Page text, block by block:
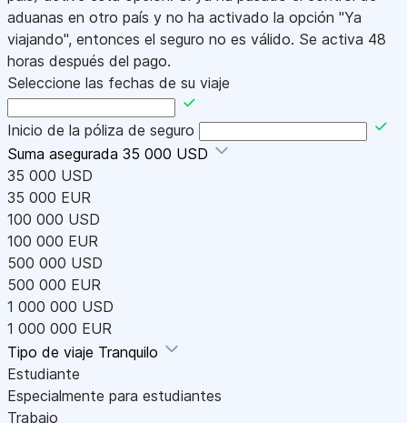
aduanas en otro país y no ha activado la opción "Ya
viajando", entonces el seguro no es válido. Se activa 48
horas después del pago.
Seleccione las fechas de su viaje
Inicio de la póliza de seguro
Suma asegurada 35 000 USD
35 000 USD
35 000 EUR
100 000 USD
100 000 EUR
500 000 USD
500 000 EUR
1 000 000 USD
1 000 000 EUR
Tipo de viaje Tranquilo
Estudiante
Especialmente para estudiantes
Trabajo